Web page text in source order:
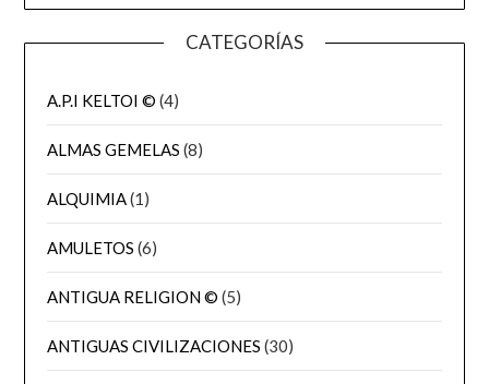
CATEGORÍAS
A.P.I KELTOI © (4)
ALMAS GEMELAS (8)
ALQUIMIA(1)
AMULETOS (6)
ANTIGUA RELIGION © (5)
ANTIGUAS CIVILIZACIONES (30)